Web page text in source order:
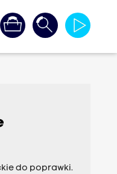
do poprawki.